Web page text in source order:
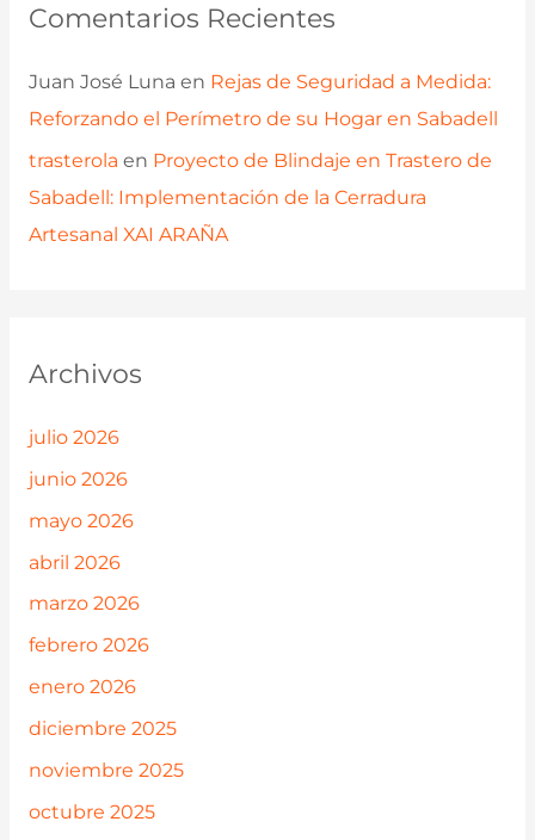
Comentarios Recientes
Juan José Luna en Rejas de Seguridad a Medida:
Reforzando el Perímetro de su Hogar en Sabadell
trasterola en Proyecto de Blindaje en Trastero de
Sabadell: Implementación de la Cerradura
Artesanal XAI ARAÑA
Archivos
julio 2026
junio 2026
mayo 2026
abril 2026
marzo 2026
febrero 2026
enero 2026
diciembre 2025
noviembre 2025
octubre 2025